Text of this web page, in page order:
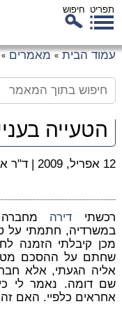
תפריט חיפוש
עמוד הבית » מאמרים »
הטעייה
12 אפריל, 2009 | ד"ר
רכשתי דירה מחברה
במשרדיה, חתמתי על
מכן קיבלתי הזמנה
שחתם על ההסכם
אליה הגעתי, אלא
שם דומה. נאמר לי
אחראים כלפיי. האם זה